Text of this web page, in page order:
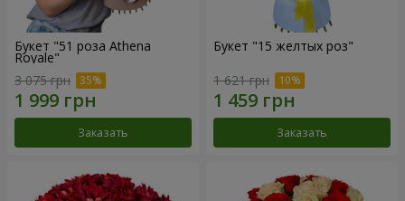
Букет "51 роза Athena
Royale"
3 075 грн
Заказать
Букет "15 желтых роз"
1 621 грн
Заказать